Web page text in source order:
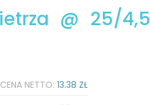
@ 25/4,5
CENA NETTO: 13.38 ZŁ